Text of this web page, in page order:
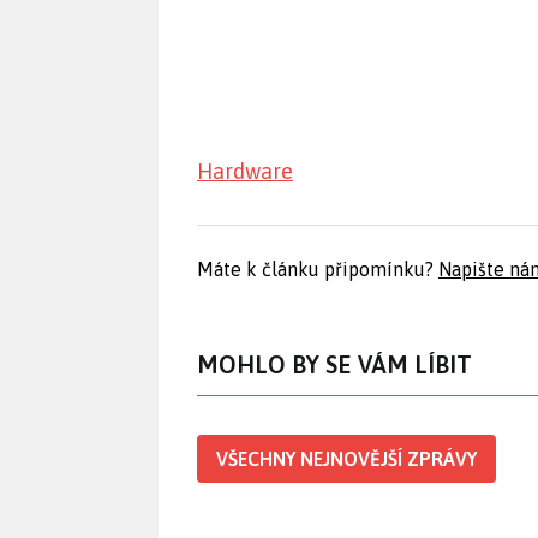
Hardware
Máte k článku připomínku? Napište
MOHLO BY SE VÁM LÍBIT
VŠECHNY NEJNOVĚJŠÍ ZPRÁVY